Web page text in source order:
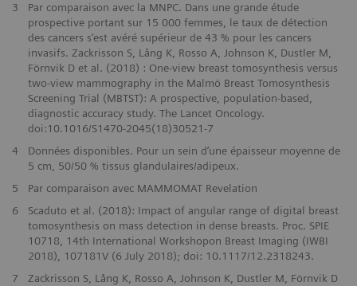
3
Par comparaison avec la MNPC. Dans une grande étude
prospective portant sur 15 000 femmes, le taux de détection
des cancers s’est avéré supérieur de 43 % pour les cancers
invasifs. Zackrisson S, Lång K, Rosso A, Johnson K, Dustler M,
Förnvik D et al. (2018) : One-view breast tomosynthesis versus
two-view mammography in the Malmö Breast Tomosynthesis
Screening Trial (MBTST): A prospective, population-based,
diagnostic accuracy study. The Lancet Oncology.
doi:10.1016/S1470-2045(18)30521-7
4
Données disponibles. Pour un sein d’une épaisseur moyenne de
5 cm, 50/50 % tissus glandulaires/adipeux.
5
Par comparaison avec MAMMOMAT Revelation
6
Scaduto et al. (2018): Impact of angular range of digital breast
tomosynthesis on mass detection in dense breasts. Proc. SPIE
10718, 14th International Workshopon Breast Imaging (IWBI
2018), 107181V (6 July 2018); doi: 10.1117/12.2318243.
7
Zackrisson S, Lång K, Rosso A, Johnson K, Dustler M, Förnvik D